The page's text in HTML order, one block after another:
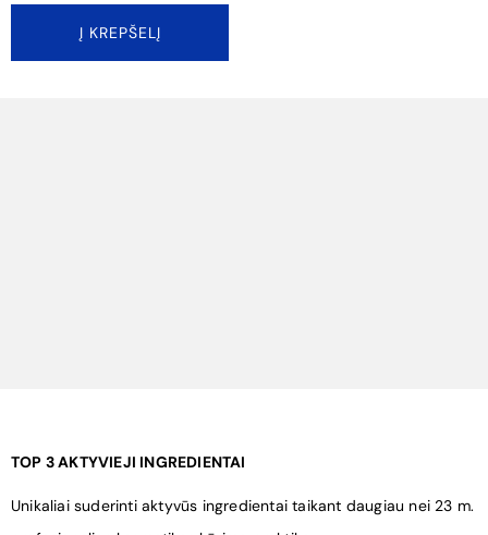
Į KREPŠELĮ
TOP 3 AKTYVIEJI INGREDIENTAI
Unikaliai suderinti aktyvūs ingredientai taikant daugiau nei 23 m.